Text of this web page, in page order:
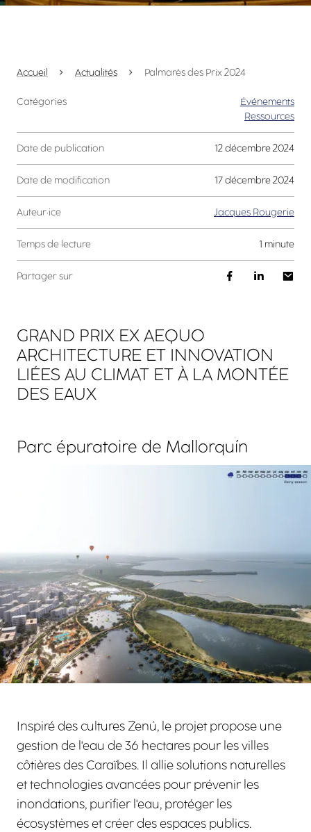
Accueil Actualités Palmarès des Prix 2024
Catégories
Événements
Ressources
Date de publication 12 décembre 2024
Date de modification 17 décembre 2024
Auteur·ice Jacques Rougerie
Temps de lecture 1 minute
Partager sur
GRAND PRIX EX AEQUO
ARCHITECTURE ET INNOVATION
LIÉES AU CLIMAT ET À LA MONTÉE
DES EAUX
Parc épuratoire de Mallorquín
Inspiré des cultures Zenú, le projet propose une
gestion de l'eau de 36 hectares pour les villes
côtières des Caraïbes. Il allie solutions naturelles
et technologies avancées pour prévenir les
inondations, purifier l'eau, protéger les
écosystèmes et créer des espaces publics.